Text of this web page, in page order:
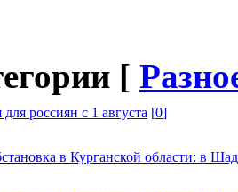
[
россиян с 1 августа [0]
в Курганской области: в